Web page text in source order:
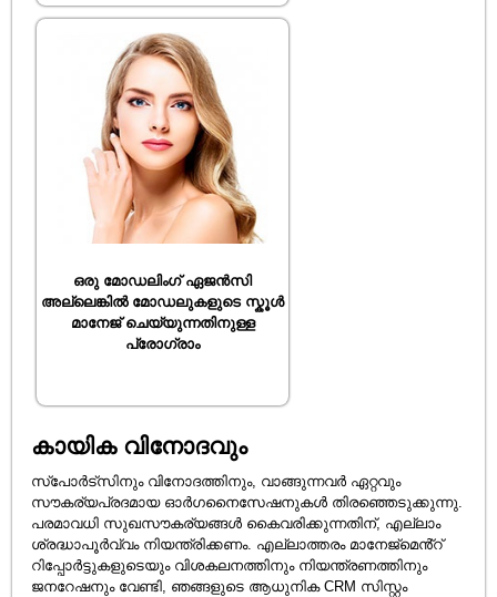
ഒരു മോഡലിംഗ് ഏജൻസി
അല്ലെങ്കിൽ മോഡലുകളുടെ സ്കൂൾ
മാനേജ് ചെയ്യുന്നതിനുള്ള
പ്രോഗ്രാം
കായിക വിനോദവും
സ്പോർട്സിനും വിനോദത്തിനും, വാങ്ങുന്നവർ ഏറ്റവും
സൗകര്യപ്രദമായ ഓർഗനൈസേഷനുകൾ തിരഞ്ഞെടുക്കുന്നു.
പരമാവധി സുഖസൗകര്യങ്ങൾ കൈവരിക്കുന്നതിന്, എല്ലാം
ശ്രദ്ധാപൂർവ്വം നിയന്ത്രിക്കണം. എല്ലാത്തരം മാനേജ്‌മെൻ്റ്
റിപ്പോർട്ടുകളുടെയും വിശകലനത്തിനും നിയന്ത്രണത്തിനും
ജനറേഷനും വേണ്ടി, ഞങ്ങളുടെ ആധുനിക CRM സിസ്റ്റം